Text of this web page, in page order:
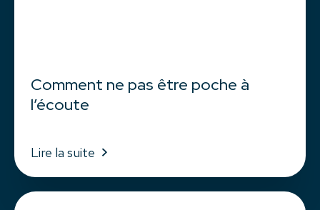
Comment ne pas être poche à
l’écoute
Lire la suite